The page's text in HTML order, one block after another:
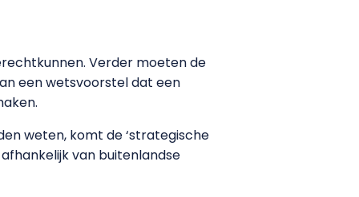
Verder moeten de
een wetsvoorstel dat een
weten, komt de ‘strategische
van buitenlandse